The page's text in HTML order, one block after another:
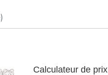
Calculateur de prix